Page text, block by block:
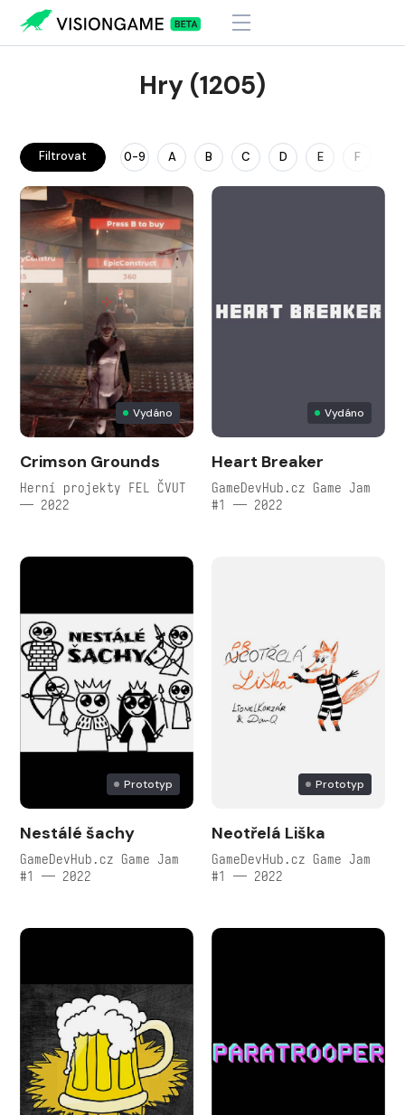
Hry (1205)
Filtrovat 0-9 A B C D E F
Vydáno
Crimson Grounds
Herní projekty FEL ČVUT
— 2022
Vydáno
Heart Breaker
GameDevHub.cz Game Jam
#1 — 2022
Prototyp
Nestálé šachy
GameDevHub.cz Game Jam
#1 — 2022
Prototyp
Neotřelá Liška
GameDevHub.cz Game Jam
#1 — 2022